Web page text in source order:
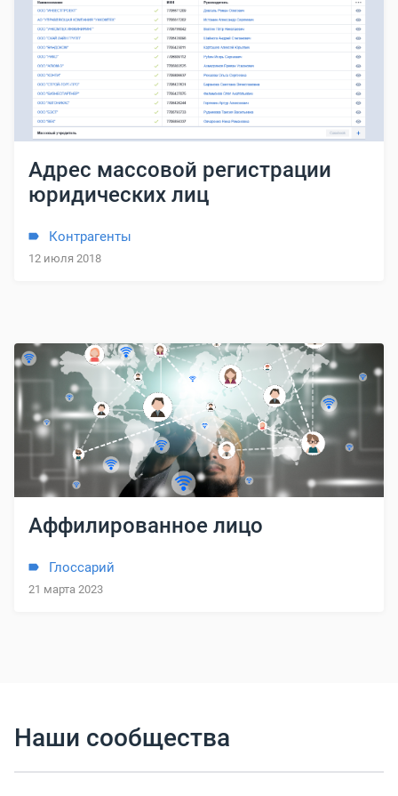
Адрес массовой регистрации
юридических лиц
Контрагенты
12 июля 2018
Аффилированное лицо
Глоссарий
21 марта 2023
Наши сообщества